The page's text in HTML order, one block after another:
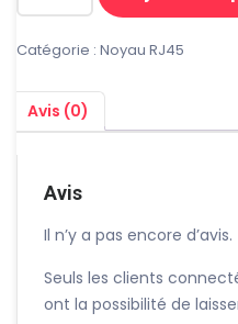
NOYAU
UTP
CAT6
AUTO
Catégorie : Noyau RJ45
Avis (0)
Avis
Il n’y a pas encore d’avis.
Seuls les clients
ont la possibilité de